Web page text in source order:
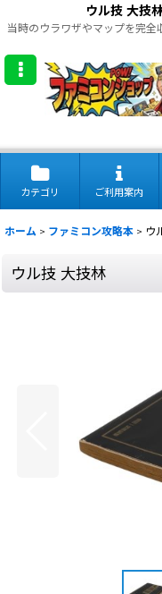
ウル技 大技
当時のウラワザやマップを完
カテゴリ ご利用案内
ホーム > ファミコン攻略本 > ウ
ウル技 大技林